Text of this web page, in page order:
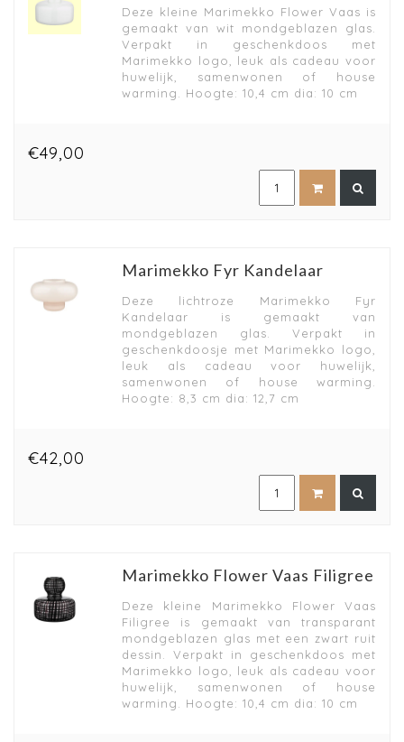
Deze kleine Marimekko Flower Vaas is
gemaakt van wit mondgeblazen glas.
Verpakt in geschenkdoos met
Marimekko logo, leuk als cadeau voor
huwelijk, samenwonen of house
warming. Hoogte: 10,4 cm dia: 10 cm
€49,00
Marimekko Fyr Kandelaar
Deze lichtroze Marimekko Fyr
Kandelaar is gemaakt van
mondgeblazen glas. Verpakt in
geschenkdoosje met Marimekko logo,
leuk als cadeau voor huwelijk,
samenwonen of house warming.
Hoogte: 8,3 cm dia: 12,7 cm
€42,00
Marimekko Flower Vaas Filigree
Deze kleine Marimekko Flower Vaas
Filigree is gemaakt van transparant
mondgeblazen glas met een zwart ruit
dessin. Verpakt in geschenkdoos met
Marimekko logo, leuk als cadeau voor
huwelijk, samenwonen of house
warming. Hoogte: 10,4 cm dia: 10 cm